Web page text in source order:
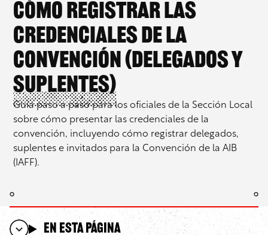
Cómo registrar las
credenciales de la
convención (delegados y
suplentes)
Guía paso a paso para los oficiales de la Sección Local
sobre cómo presentar las credenciales de la
convención, incluyendo cómo registrar delegados,
suplentes e invitados para la Convención de la AIB
(IAFF).
En esta página